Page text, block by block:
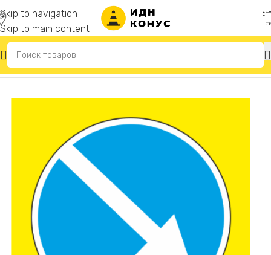
Skip to navigation
Skip to main content
Главная Светодиодные дорожные знаки